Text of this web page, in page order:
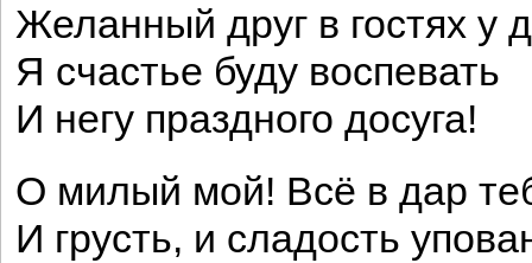
Желанный друг в гостях у
Я счастье буду воспевать
И негу праздного досуга!
О милый мой! Всё в дар
И грусть, и сладость